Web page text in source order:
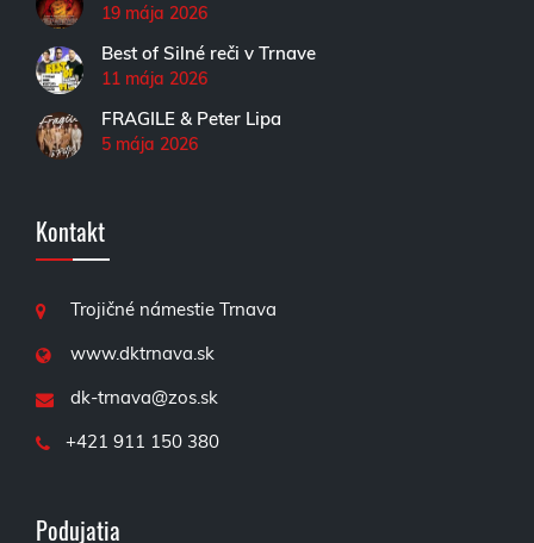
19 mája 2026
Best of Silné reči v Trnave
11 mája 2026
FRAGILE & Peter Lipa
5 mája 2026
Kontakt
Trojičné námestie Trnava
www.dktrnava.sk
dk-trnava@zos.sk
+421 911 150 380
Podujatia